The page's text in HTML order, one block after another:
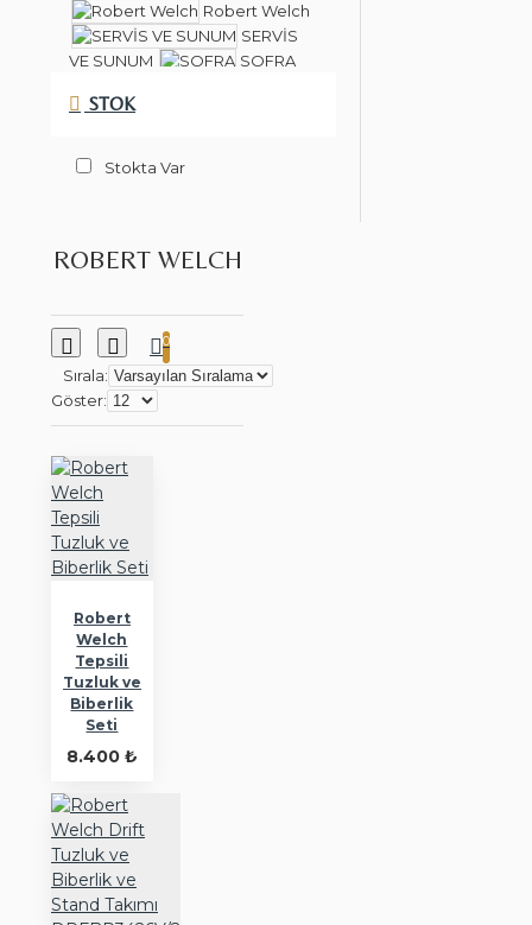
Robert Welch
SERVİS
VE SUNUM
SOFRA
STOK
Stokta Var
ROBERT WELCH
0
Sırala:
Göster:
Robert
Welch
Tepsili
Tuzluk ve
Biberlik
Seti
8.400 ₺